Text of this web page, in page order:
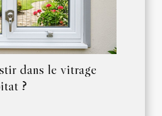
dans le vitrage
?